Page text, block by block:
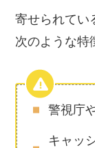
寄せられてい
次のような特
警視庁
キャッ